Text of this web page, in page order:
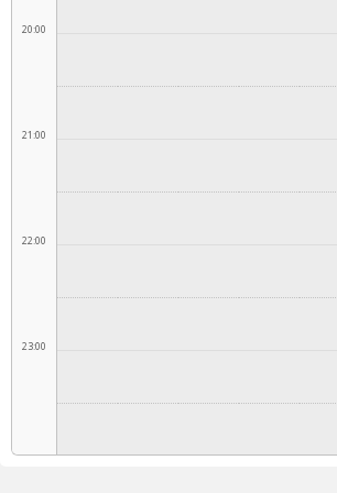
20:00
21:00
22:00
23:00